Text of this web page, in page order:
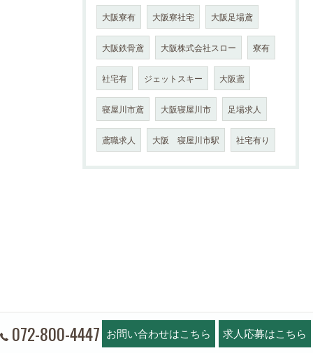
大阪寮有 大阪寮社宅 大阪足場鳶
大阪鉄骨鳶 大阪株式会社スロー 寮有
社宅有 ジェットスキー 大阪鳶
寝屋川市鳶 大阪寝屋川市 足場求人
鳶職求人 大阪 寝屋川市駅 社宅有り
072-800-4447 お問い合わせはこちら 求人応募はこちら